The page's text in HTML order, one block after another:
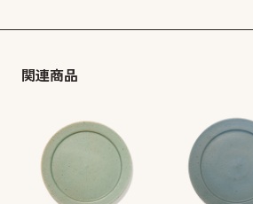
関連商品